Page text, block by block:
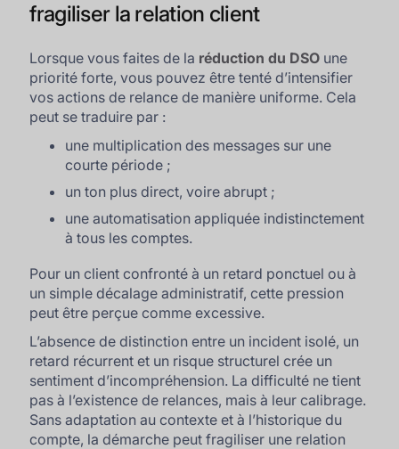
fragiliser la relation client
Lorsque vous faites de la réduction du DSO une
priorité forte, vous pouvez être tenté d’intensifier
vos actions de relance de manière uniforme. Cela
peut se traduire par :
une multiplication des messages sur une
courte période ;
un ton plus direct, voire abrupt ;
une automatisation appliquée indistinctement
à tous les comptes.
Pour un client confronté à un retard ponctuel ou à
un simple décalage administratif, cette pression
peut être perçue comme excessive.
L’absence de distinction entre un incident isolé, un
retard récurrent et un risque structurel crée un
sentiment d’incompréhension. La difficulté ne tient
pas à l’existence de relances, mais à leur calibrage.
Sans adaptation au contexte et à l’historique du
compte, la démarche peut fragiliser une relation